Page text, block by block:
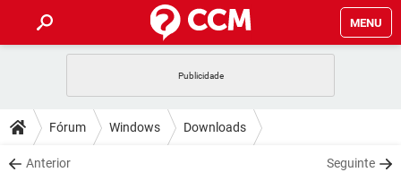
MENU
CELULAR FACEBOOK
OUTLOOK
DICAS
JOGOS WHATSAPP
DOWNLOADS
Fórum Windows Downloads
Anterior Seguinte